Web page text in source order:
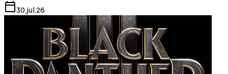
30.jul.26